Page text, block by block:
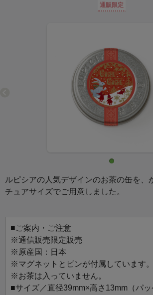
通販限定
ルピシアの人気デザインのお茶の缶を、
チュアサイズでご用意しました。
マグネットか缶バッジ、お好きな仕様を
だけます。
お気に入りのバッグにつけて、マグネッ
て、お好みのスタイルでお楽しみくださ
小さな妖精たちが大活躍した2019年のク
れんぼ」好きなウサギと雪合戦を楽しむ
トです。
■ご案内・ご注意
※通信販売限定販売
※原産国：日本
※マグネットとピンが付属しています。
※お茶は入っていません。
■サイズ／直径39mm×高さ13mm（パッ